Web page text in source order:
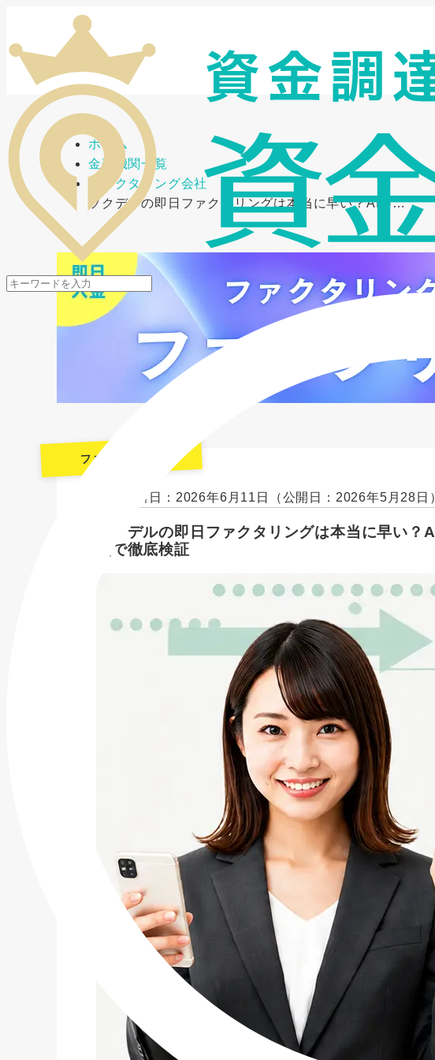
メニューを開閉
ホーム
金融機関一覧
ファクタリング会社
ソクデルの即日ファクタリングは本当に早い？AI審…
ファクタリング
最終更新日：2026年6月11日 （公開日：2026年5月28日
ソクデルの即日ファクタリングは本当に早い
点で徹底検証